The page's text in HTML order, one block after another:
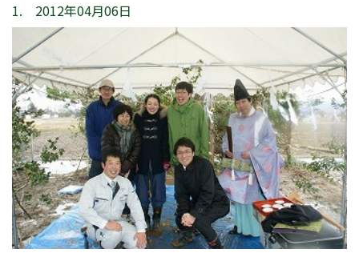
1. 2012年04月06日